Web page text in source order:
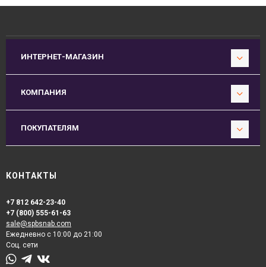
ИНТЕРНЕТ-МАГАЗИН
КОМПАНИЯ
ПОКУПАТЕЛЯМ
КОНТАКТЫ
+7 812 642-23-40
+7 (800) 555-61-63
sale@spbsnab.com
Ежедневно с 10:00 до 21:00
Соц. сети